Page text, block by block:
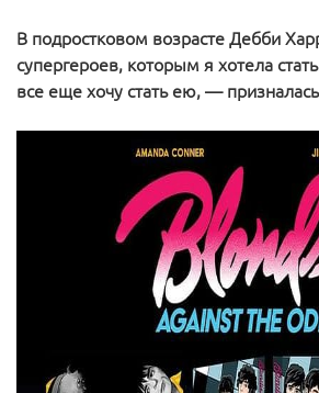
В подростковом возрасте Дебби
супергероев, которым я хотела
все еще хочу стать ею, —